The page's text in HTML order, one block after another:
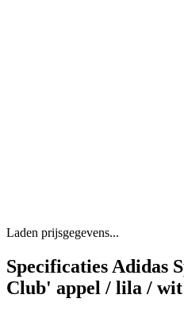
Laden prijsgegevens...
Specificaties Adidas
Club' appel / lila / wit